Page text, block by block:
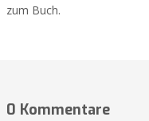
zum Buch.
0 Kommentare